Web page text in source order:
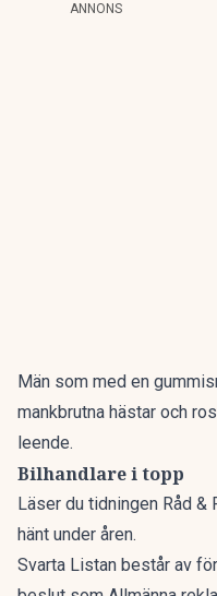
ANNONS
Män som med en
mankbrutna hästar och
leende.
Bilhandlare i topp
Läser du tidningen Råd &
hänt under åren.
Svarta Listan består av